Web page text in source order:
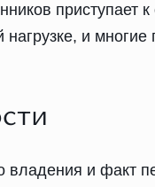
приступает
и
и факт